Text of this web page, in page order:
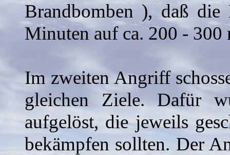
Brandbomben ), daß
Minuten auf ca. 200 - 300
Im zweiten Angriff
gleichen Ziele. Dafür
aufgelöst, die jeweils
bekämpfen sollten. Der